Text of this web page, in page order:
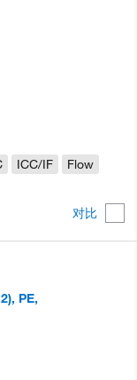
对比
ICC/IF Flow
PE,